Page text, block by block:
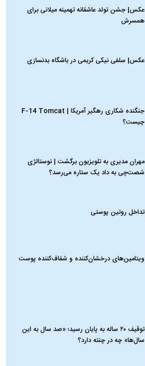
عکس| جشن تولد عاشقانه تهمینه میلانی برای
همسرش
عکس| سلفی نیکی کریمی در باشگاه بدنسازی
جنگنده شکاری رهگیر آمریکا | F-14 Tomcat
چیست؟
مهران مدیری به تلویزیون برگشت | نوستالژی
شصت‌چی به داد یک ستاره می‌رسد؟
تداخل روتین پوستی
ویتامین‌های درخشان‌کننده و شفاف‌کننده پوست
توقیف ۲۰ ساله به پایان رسید؛ «صد سال به این
سال‌ها» چه در چنته دارد؟